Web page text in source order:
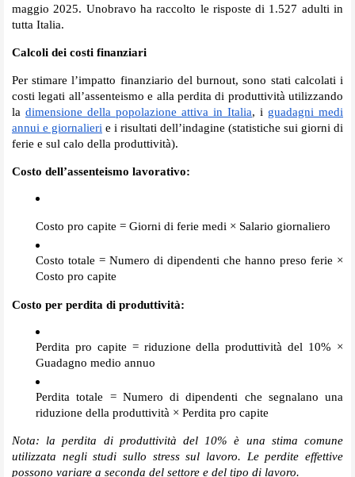
maggio 2025. Unobravo ha raccolto le risposte di 1.527 adulti in
tutta Italia.
Calcoli dei costi finanziari
Per stimare l’impatto finanziario del burnout, sono stati calcolati i
costi legati all’assenteismo e alla perdita di produttività utilizzando
la dimensione della popolazione attiva in Italia, i guadagni medi
annui e giornalieri e i risultati dell’indagine (statistiche sui giorni di
ferie e sul calo della produttività).
Costo dell’assenteismo lavorativo:
Costo pro capite = Giorni di ferie medi × Salario giornaliero
Costo totale = Numero di dipendenti che hanno preso ferie ×
Costo pro capite
Costo per perdita di produttività:
Perdita pro capite = riduzione della produttività del 10% ×
Guadagno medio annuo
Perdita totale = Numero di dipendenti che segnalano una
riduzione della produttività × Perdita pro capite
Nota: la perdita di produttività del 10% è una stima comune
utilizzata negli studi sullo stress sul lavoro. Le perdite effettive
possono variare a seconda del settore e del tipo di lavoro.